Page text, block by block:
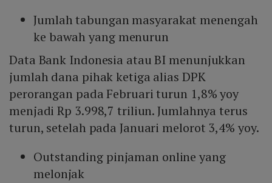
Jumlah tabungan masyarakat menengah
ke bawah yang menurun
Data Bank Indonesia atau BI menunjukkan
jumlah dana pihak ketiga alias DPK
perorangan pada Februari turun 1,8% yoy
menjadi Rp 3.998,7 triliun. Jumlahnya terus
turun, setelah pada Januari melorot 3,4% yoy.
Outstanding pinjaman online yang
melonjak